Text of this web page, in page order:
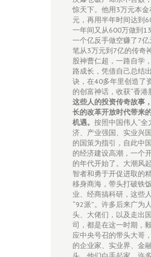
惊天下。他用3万元本
元，再用半年时间达到
一年间又从600万做到
一个亿反手做空赚了7
笔从3万元到7亿的传奇
股神曹仁超，一路自学
路成长，凭借自己总结
诀，在40多年里创造了
的创富神话，收获“香
这些人的投资传奇故事 ，
长的改革开放时代带来
机遇。 按照中国伟人“全
济、产业强国、实业兴
的国策为指引，自此中
的经济建设高潮，一个
的年代开始了。大潮风
智者和勇于开促进取的
移身商海，带头打破铁
业、经商搞科研，这些
“92派”。许多后来广为
头、大佬们，以及走出
司，都是在这一时期，
应中央号召的带头大哥
的企业家、实业界、金